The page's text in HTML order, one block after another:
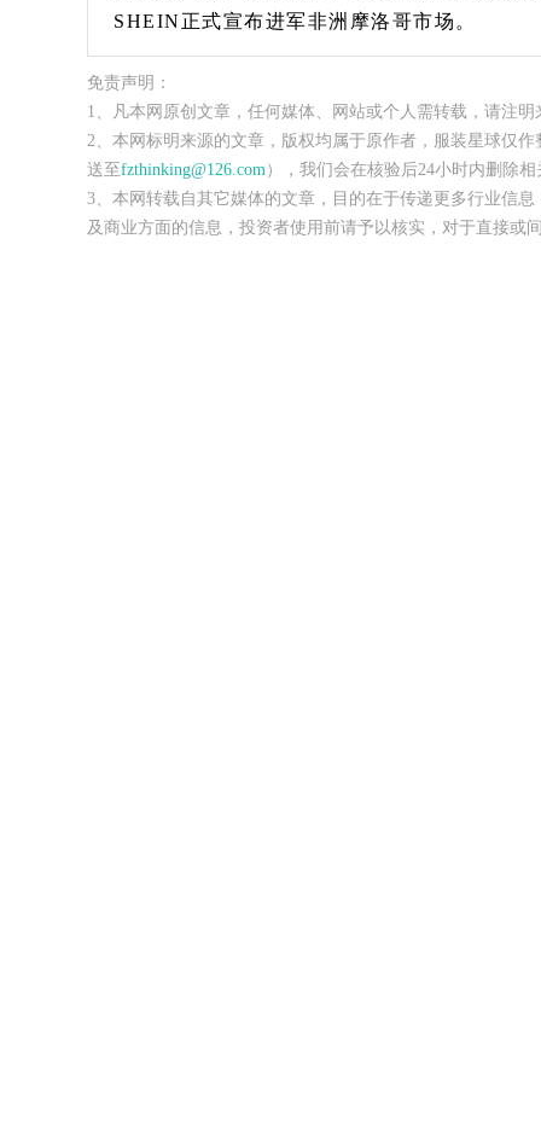
SHEIN正式宣布进军非洲摩洛哥市场。
免责声明：
1、凡本网原创文章，任何媒体、网站或个人需转载，请注明
2、本网标明来源的文章，版权均属于原作者，服装星球仅
送至fzthinking@126.com），我们会在核验后24小时内删除
3、本网转载自其它媒体的文章，目的在于传递更多行业信
及商业方面的信息，投资者使用前请予以核实，对于直接或